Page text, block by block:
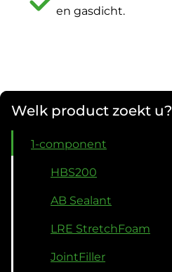
en gasdicht.
Welk product zoekt u?
1-component
HBS200
AB Sealant
LRE StretchFoam
JointFiller